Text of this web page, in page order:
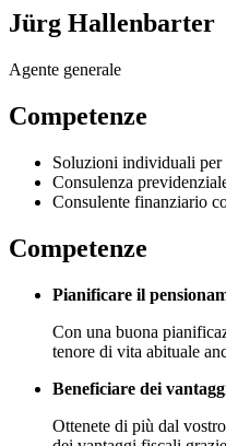
Jürg Hallenbarter
Agente generale
Competenze
Soluzioni individuali per
Consulenza
Consulente finanziario
Competenze
Pianificare il
Con una buona
tenore di vita abituale
Beneficiare dei
Ottenete di più dal